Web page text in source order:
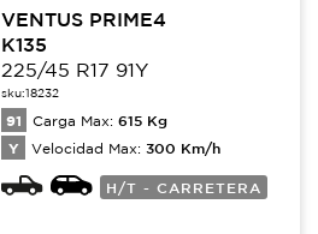
VENTUS PRIME4
K135
225/45 R17 91Y
sku:18232
91 Carga Max: 615 Kg
Y Velocidad Max: 300 Km/h
H/T - CARRETERA